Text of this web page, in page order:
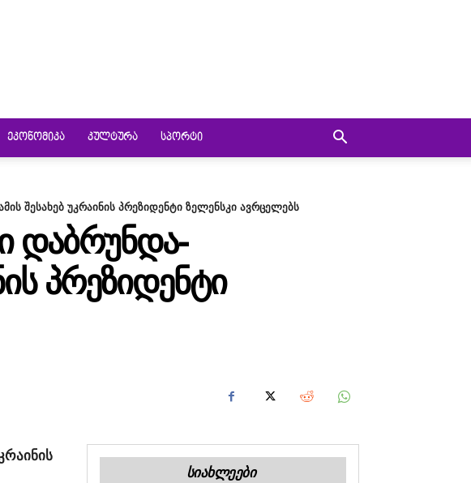
ᲔᲙᲝᲜᲝᲛᲘᲙᲐ ᲙᲣᲚᲢᲣᲠᲐ ᲡᲞᲝᲠᲢᲘ
შესახებ უკრაინის პრეზიდენტი ზელენსკი ავრცელებს
ᲓᲐᲑᲠᲣᲜᲓᲐ-
ᲞᲠᲔᲖᲘᲓᲔᲜᲢᲘ
ᲡᲘᲐᲮᲚᲔᲔᲑᲘ